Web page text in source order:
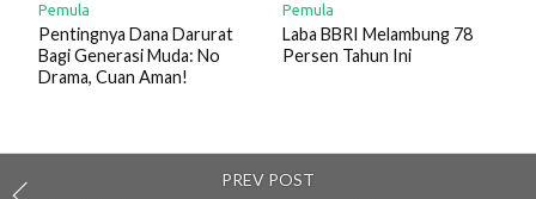
Pemula
Pentingnya Dana Darurat
Bagi Generasi Muda: No
Drama, Cuan Aman!
Pemula
Laba BBRI Melambung 78
Persen Tahun Ini
PREV POST